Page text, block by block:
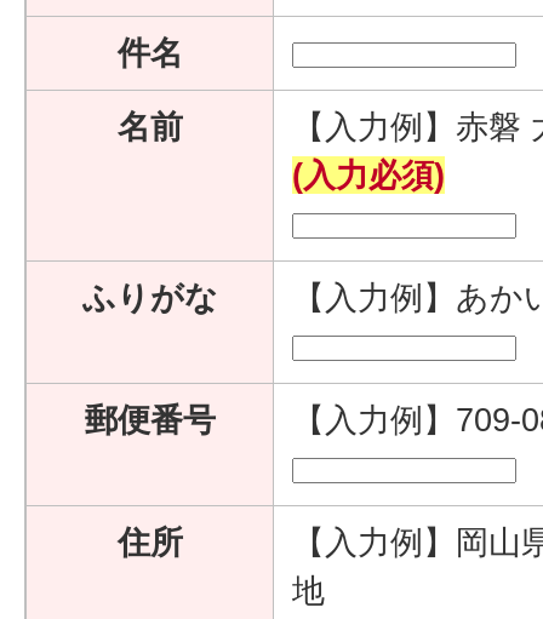
件名
名前
【入力例】赤磐
(入力必須)
ふりがな 【入力例】あ
郵便番号 【入力例】
住所
【入力例】岡
地